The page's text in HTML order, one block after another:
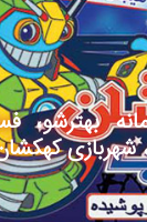
بهترشو،
شهربازی